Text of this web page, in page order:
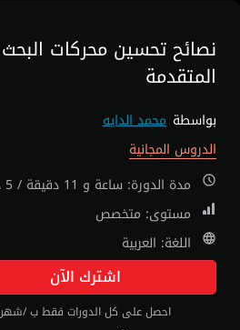
نصائح تحسين محركات البحث
المتقدمة
بواسطة محمد الدايه
الدروس المجانية
مدة الدورة: ساعة و 11 دقيقة / 5 درس
مستوى: متخصص
اللغة: العربية
اشترك الآن
احصل على كل الدورات فقط ب /شهر